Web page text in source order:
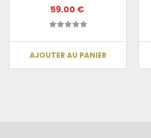
59.00 €
AJOUTER AU PANIER